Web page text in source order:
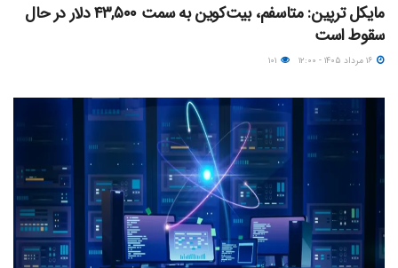
مایکل ترپین: متاسفم، بیت‌کوین به سمت ۴۳,۵۰۰ دلار در حال
سقوط است